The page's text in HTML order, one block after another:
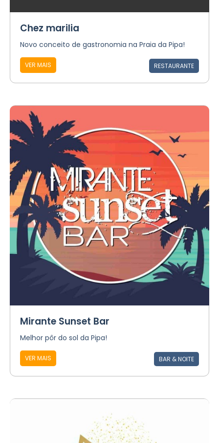
Chez marilia
Novo conceito de gastronomia na Praia da Pipa!
VER MAIS RESTAURANTE
Mirante Sunset Bar
Melhor pôr do sol da Pipa!
VER MAIS BAR & NOITE